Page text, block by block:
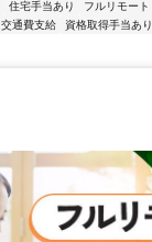
住宅手当あり フルリモート
交通費支給 資格取得手当あり